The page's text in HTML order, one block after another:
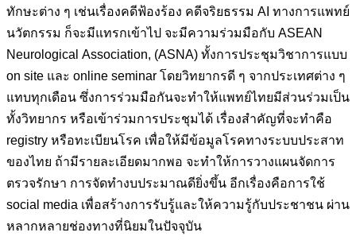
ทักษะต่าง ๆ เช่นเรื่องคดีฟ้องร้อง คดีจริยธรรม AI ทางการแพทย์
นวัตกรรม ก็จะมีแทรกเข้าไป จะมีความร่วมมือกับ ASEAN
Neurological Association, (ASNA) ทั้งการประชุมวิชาการแบบ
on site และ online seminar โดยวิทยากรดี ๆ จากประเทศต่าง ๆ
แทบทุกเดือน ซึ่งการร่วมมือกันจะทำให้แพทย์ไทยมีส่วนร่วมเป็น
ทั้งวิทยากร หรือเข้าร่วมการประชุมได้ เรื่องสำคัญที่จะทำคือ
registry หรือทะเบียนโรค เพื่อให้มีข้อมูลโรคทางระบบประสาท
ของไทย ถ้ามีรายละเอียดมากพอ จะทำให้การวางแผนจัดการ
ตรวจรักษา การจัดทำงบประมาณดียิ่งขึ้น อีกเรื่องคือการใช้
social media เพื่อสร้างการรับรู้และให้ความรู้กับประชาชน ผ่าน
หลากหลายช่องทางที่นิยมในปัจจุบัน